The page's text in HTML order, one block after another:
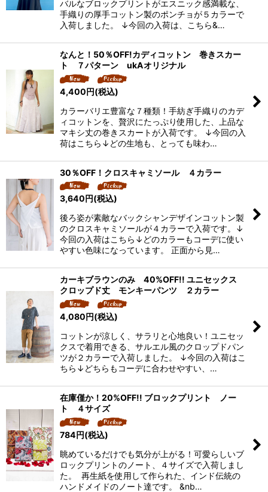
バルなブロックプリントがエスニック感満載な、
手織りの厚手コットン製のポンチョが５カラーで
入荷しました。 ↓今回の入荷は、こちら&…
なんと！50％OFF!カディコットン 巻きスカー
ト ７パターン ukAオリジナル
4,400円(税込)
カラーバリエ豊富な７種類！手紡ぎ手織りのカデ
ィコットンを、贅沢にたっぷり使用した、上品な
マキシ丈の巻きスカートが入荷です。 ↓今回の入
荷はこちら↓どの生地も、とっても味わ…
30％OFF！クロスキャミソール ４カラー
3,640円(税込)
後ろ姿が素敵なバックシャンデザインコットン製
のクロスキャミソールが４カラーで入荷です。↓
今回の入荷はこちら↓どのカラーもコーデに使い
やすい色味になっています。 正面から見…
カーキブラウンのみ 40%OFF!! ユニセックス
クロップド丈 モンキーパンツ ２カラー
4,080円(税込)
コットンが涼しく、サラリと心地良い！ユニセッ
クスで着用できる、サルエル風のクロップドパン
ツが２カラーで入荷しました。 ↓今回の入荷はこ
ちら↓どちらもコーデに合わせやすい、…
在庫僅か！20%OFF!! ブロックプリント ノー
ト ４サイズ
784円(税込)
眺めているだけでも気分が上がる！可愛らしいブ
ロックプリントのノート、４サイズで入荷しまし
た。 再生紙を使用して作られた、インド伝統の
ハンドメイドのノート達です。 &nb…